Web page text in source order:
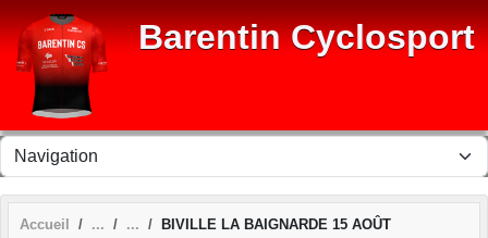
Barentin Cyclosport
Accueil BIVILLE LA BAIGNARDE 15 AOÛT
Panneau de gestion des cookies